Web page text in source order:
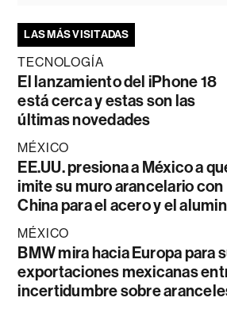
LAS MÁS VISITADAS
TECNOLOGÍA
El lanzamiento del iPhone 18
está cerca y estas son las
últimas novedades
MÉXICO
EE.UU. presiona a México a
imite su muro arancelario con
China para el acero y el
MÉXICO
BMW mira hacia Europa para
exportaciones mexicanas
incertidumbre sobre